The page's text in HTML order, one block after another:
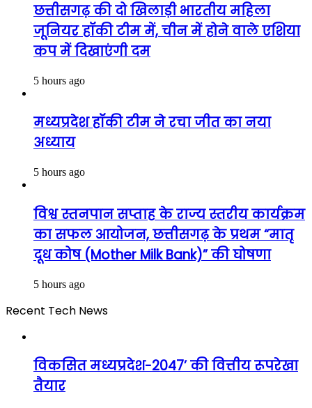
छत्तीसगढ़ की दो खिलाड़ी भारतीय महिला
जूनियर हॉकी टीम में, चीन में होने वाले एशिया
कप में दिखाएंगी दम
5 hours ago
मध्यप्रदेश हॉकी टीम ने रचा जीत का नया
अध्याय
5 hours ago
विश्व स्तनपान सप्ताह के राज्य स्तरीय कार्यक्रम
का सफल आयोजन, छत्तीसगढ़ के प्रथम “मातृ
दूध कोष (Mother Milk Bank)” की घोषणा
5 hours ago
Recent Tech News
विकसित मध्यप्रदेश-2047’ की वित्तीय रूपरेखा
तैयार